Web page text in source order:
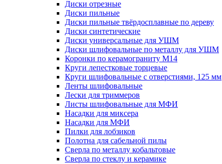
Диски отрезные
Диски пильные
Диски пильные твёрдосплавные по дереву
Диски синтетические
Диски универсальные для УШМ
Диски шлифовальные по металлу для УШМ
Коронки по керамограниту M14
Круги лепестковые торцевые
Круги шлифовальные с отверстиями, 125 мм
Ленты шлифовальные
Лески для триммеров
Листы шлифовальные для МФИ
Насадки для миксера
Насадки для МФИ
Пилки для лобзиков
Полотна для сабельной пилы
Сверла по металлу кобальтовые
Сверла по стеклу и керамике